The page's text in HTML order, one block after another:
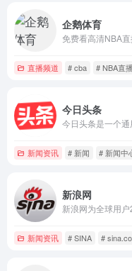
企鹅体育
直播频道 # cba # NBA直
今日头条
新闻资讯 # 新闻 # 新闻中
新浪网
新闻资讯 # SINA #